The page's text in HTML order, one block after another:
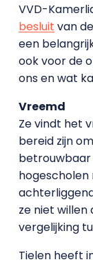
VVD-
besluit van
een
ook voor de
ons en wat
Vreemd
Ze vindt het
bereid zijn
betrouwbaar
hogescholen
ze niet
vergelijking
Tielen heeft